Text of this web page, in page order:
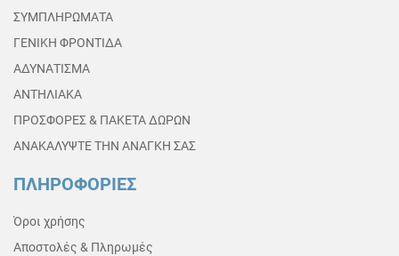
ΣΥΜΠΛΗΡΩΜΑΤΑ
ΓΕΝΙΚΗ ΦΡΟΝΤΙΔΑ
ΑΔΥΝΑΤΙΣΜΑ
ΑΝΤΗΛΙΑΚΑ
ΠΡΟΣΦΟΡΕΣ & ΠΑΚΕΤΑ ΔΩΡΩΝ
ΑΝΑΚΑΛΥΨΤΕ ΤΗΝ ΑΝΑΓΚΗ ΣΑΣ
ΠΛΗΡΟΦΟΡΙΕΣ
Όροι χρήσης
Αποστολές & Πληρωμές